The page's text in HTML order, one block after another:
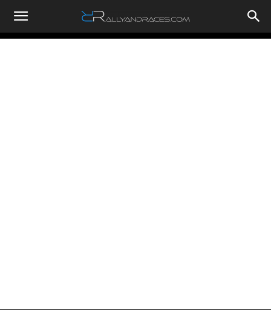
RallyandRaces.com